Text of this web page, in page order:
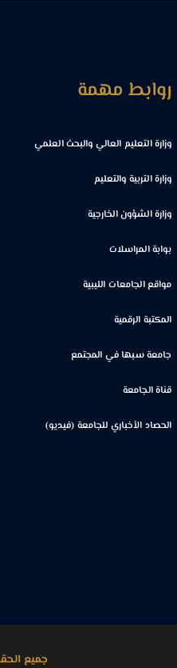
روابط مهمة
وزارة التعليم العالي والبحث العلمي
وزارة التربية والتعليم
وزارة الشؤون الخارجية
بوابة المراسلات
مواقع الجامعات الليبية
المكتبة الرقمية
جامعة سبها في المجتمع
قناة الجامعة
الحصاد الأخباري للجامعة (فيديو)
جميع